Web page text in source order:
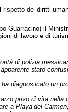
dei diritti
Guarracino) il
di lavoro e di
di polizia
stato
diagnosticato un
privo di vita nella
a Playa del